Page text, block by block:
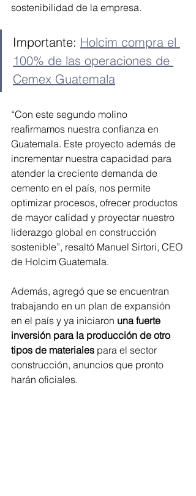
sostenibilidad de la empresa.
Importante: Holcim compra el
100% de las operaciones de
Cemex Guatemala
“Con este segundo molino
reafirmamos nuestra confianza en
Guatemala. Este proyecto además de
incrementar nuestra capacidad para
atender la creciente demanda de
cemento en el país, nos permite
optimizar procesos, ofrecer productos
de mayor calidad y proyectar nuestro
liderazgo global en construcción
sostenible”, resaltó Manuel Sirtori, CEO
de Holcim Guatemala.
Además, agregó que se encuentran
trabajando en un plan de expansión
en el país y ya iniciaron una fuerte
inversión para la producción de otro
tipos de materiales para el sector
construcción, anuncios que pronto
harán oficiales.